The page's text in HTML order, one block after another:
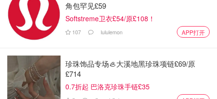
选用The Verve、Oasis和埃尔顿·约翰等艺术家的歌曲翻
唱。
今年，制作人Labrinth重新演绎了这首舞曲经典。百货公司
将发行收录两个版本的黑胶单曲，收益捐赠给帮助在寄养家
庭中长大者的慈善机构。
艾莉森表示："听说歌曲被用在广告中，我像个孩子一样尖
角包罕见£59
Softstreme卫衣£54/原£108！
107 lululemon APP打开
珍珠饰品专场🦪大溪地黑珍珠项链£69/原
£714
0.7折起 巴洛克珍珠手链£35